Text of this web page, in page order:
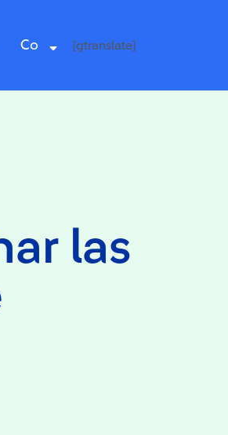
Co [gtranslate]
las